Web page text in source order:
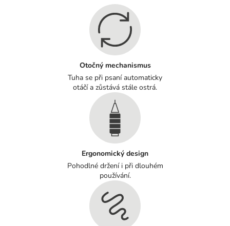
Otočný mechanismus
Tuha se při psaní automaticky
otáčí a zůstává stále ostrá.
Ergonomický design
Pohodlné držení i při dlouhém
používání.